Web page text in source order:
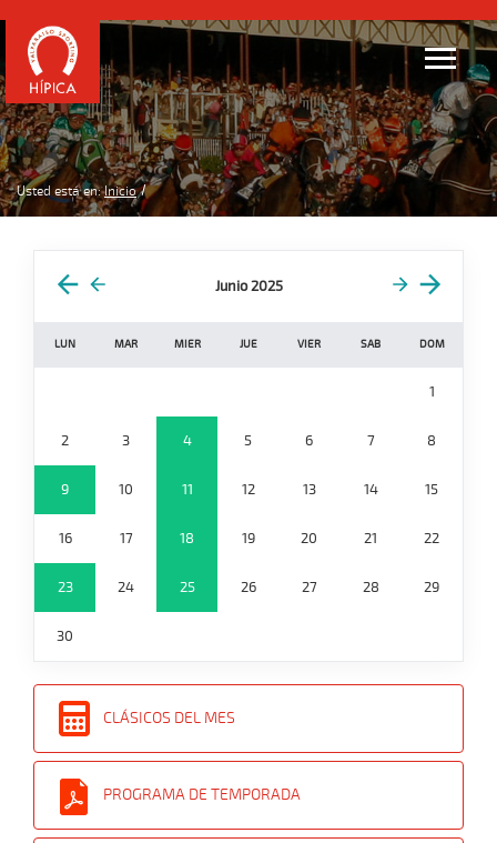
Usted está en: Inicio
Junio 2025
LUN MAR MIER JUE VIER SAB DOM
1
2 3 4 5 6 7 8
9 10 11 12 13 14 15
16 17 18 19 20 21 22
23 24 25 26 27 28 29
30
CLÁSICOS DEL MES
PROGRAMA DE TEMPORADA